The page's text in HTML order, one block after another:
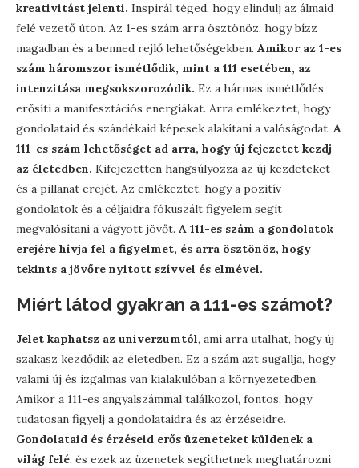
kreativitást jelenti. Inspirál téged, hogy elindulj az álmaid
felé vezető úton. Az 1-es szám arra ösztönöz, hogy bízz
magadban és a benned rejlő lehetőségekben. Amikor az 1-es
szám háromszor ismétlődik, mint a 111 esetében, az
intenzitása megsokszorozódik. Ez a hármas ismétlődés
erősíti a manifesztációs energiákat. Arra emlékeztet, hogy
gondolataid és szándékaid képesek alakítani a valóságodat. A
111-es szám lehetőséget ad arra, hogy új fejezetet kezdj
az életedben. Kifejezetten hangsúlyozza az új kezdeteket
és a pillanat erejét. Az emlékeztet, hogy a pozitív
gondolatok és a céljaidra fókuszált figyelem segít
megvalósítani a vágyott jövőt. A 111-es szám a gondolatok
erejére hívja fel a figyelmet, és arra ösztönöz, hogy
tekints a jövőre nyitott szívvel és elmével.
Miért látod gyakran a 111-es számot?
Jelet kaphatsz az univerzumtól, ami arra utalhat, hogy új
szakasz kezdődik az életedben. Ez a szám azt sugallja, hogy
valami új és izgalmas van kialakulóban a környezetedben.
Amikor a 111-es angyalszámmal találkozol, fontos, hogy
tudatosan figyelj a gondolataidra és az érzéseidre.
Gondolataid és érzéseid erős üzeneteket küldenek a
világ felé, és ezek az üzenetek segíthetnek meghatározni